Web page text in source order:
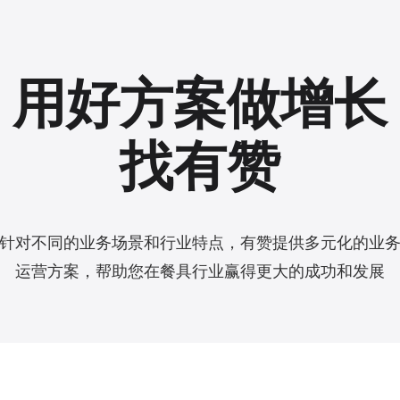
用好方案做增长
找有赞
针对不同的业务场景和行业特点，有赞提供多元化的业务
运营方案，帮助您在餐具行业赢得更大的成功和发展